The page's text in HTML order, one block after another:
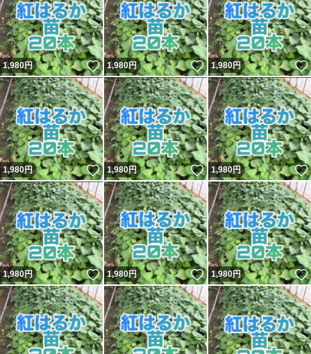
1,980円 いいね！
1,980円 いいね！
1,980円
1,980円 いいね！
1,980円 いいね！
1,980円
1,980円 いいね！
1,980円 いいね！
1,980円